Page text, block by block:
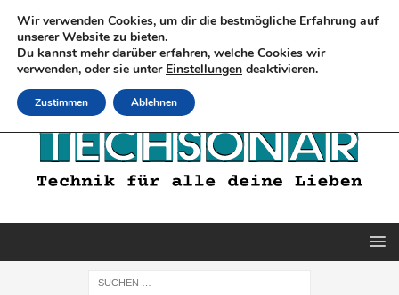
Wir verwenden Cookies, um dir die bestmögliche Erfahrung auf
unserer Website zu bieten.
Du kannst mehr darüber erfahren, welche Cookies wir
verwenden, oder sie unter Einstellungen deaktivieren.
Zustimmen Ablehnen